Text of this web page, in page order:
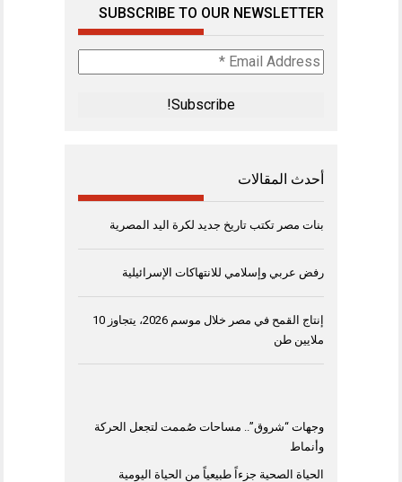
SUBSCRIBE TO OUR NEWSLETTER
Email
Address
أحدث المقالات
بنات مصر تكتب تاريخ جديد لكرة اليد المصرية
رفض عربي وإسلامي للانتهاكات الإسرائيلية
إنتاج القمح في مصر خلال موسم 2026، يتجاوز 10
ملايين طن
وجهات “شروق”.. مساحات صُممت لتجعل الحركة
وأنماط
الحياة الصحية جزءاً طبيعياً من الحياة اليومية